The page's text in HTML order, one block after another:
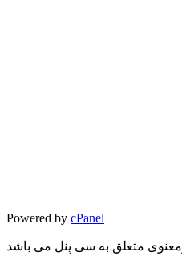
Powered by cPanel